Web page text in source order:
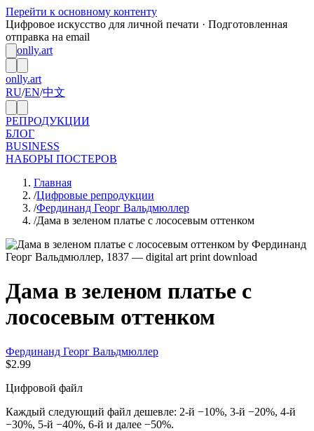
Перейти к основному контенту
Цифровое искусство для личной печати · Подготовленная
отправка на email
onlly.art
onlly.art
RU/EN/中文
РЕПРОДУКЦИИ
БЛОГ
BUSINESS
НАБОРЫ ПОСТЕРОВ
Главная
/Цифровые репродукции
/Фердинанд Георг Вальдмюллер
/Дама в зеленом платье с лососевым оттенком
Дама в зеленом платье с
лососевым оттенком
Фердинанд Георг Вальдмюллер
$2.99
Цифровой файл
Каждый следующий файл дешевле: 2-й −10%, 3-й −20%, 4-й
−30%, 5-й −40%, 6-й и далее −50%.